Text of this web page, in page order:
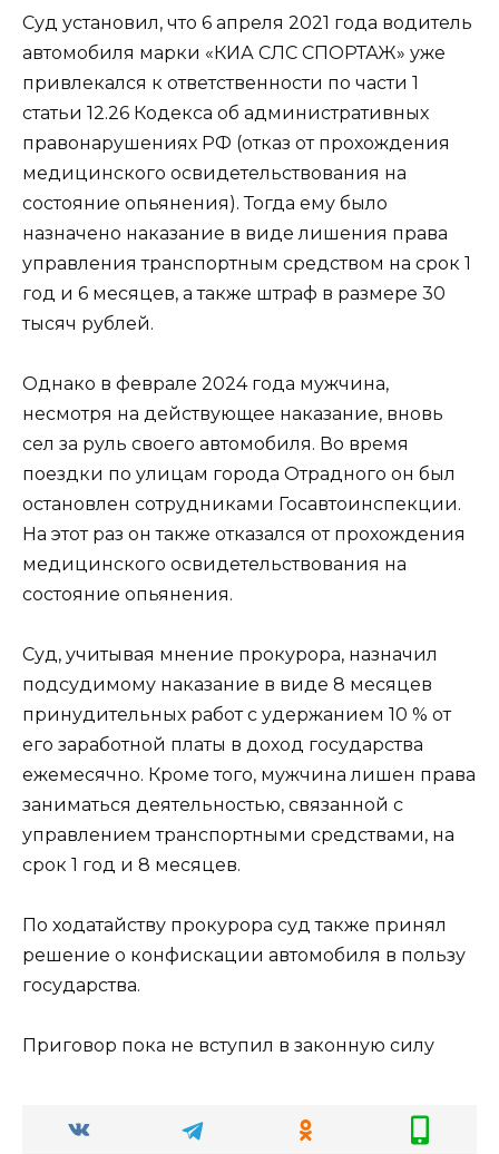
Суд установил, что 6 апреля 2021 года водитель
автомобиля марки «КИА СЛС СПОРТАЖ» уже
привлекался к ответственности по части 1
статьи 12.26 Кодекса об административных
правонарушениях РФ (отказ от прохождения
медицинского освидетельствования на
состояние опьянения). Тогда ему было
назначено наказание в виде лишения права
управления транспортным средством на срок 1
год и 6 месяцев, а также штраф в размере 30
тысяч рублей.
Однако в феврале 2024 года мужчина,
несмотря на действующее наказание, вновь
сел за руль своего автомобиля. Во время
поездки по улицам города Отрадного он был
остановлен сотрудниками Госавтоинспекции.
На этот раз он также отказался от прохождения
медицинского освидетельствования на
состояние опьянения.
Суд, учитывая мнение прокурора, назначил
подсудимому наказание в виде 8 месяцев
принудительных работ с удержанием 10 % от
его заработной платы в доход государства
ежемесячно. Кроме того, мужчина лишен права
заниматься деятельностью, связанной с
управлением транспортными средствами, на
срок 1 год и 8 месяцев.
По ходатайству прокурора суд также принял
решение о конфискации автомобиля в пользу
государства.
Приговор пока не вступил в законную силу